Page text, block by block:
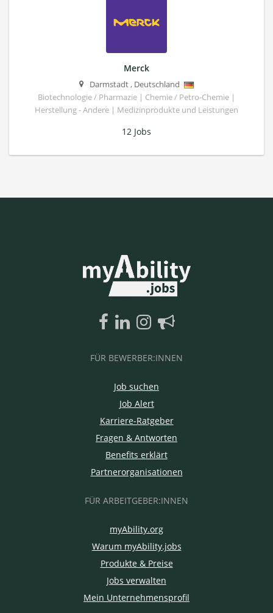
Merck
Darmstadt, Deutschland
Biotechnologie / Pharmazie | Chemie / Petro-Chemie |
Herstellung - Andere | Medizinprodukte und Leistungen
12 Jobs
FÜR BEWERBER:INNEN
Job suchen
Job Alert
Karriere-Ratgeber
Fragen & Antworten
Benefits erklärt
Partnerorganisationen
FÜR ARBEITGEBER:INNEN
myAbility.org
Warum myAbility.jobs
Produkte & Preise
Jobs verwalten
Mein Unternehmensprofil